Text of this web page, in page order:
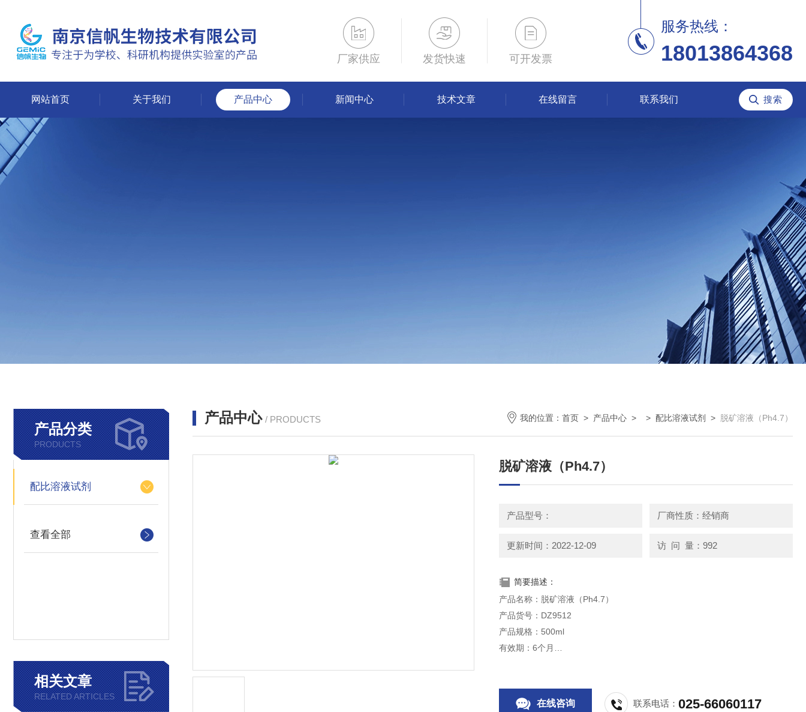
厂家供应 发货快速 可开发票
服务热线：
18013864368
网站首页 关于我们 产品中心 新闻中心 技术文章 在线留言 联系我们
产品分类
PRODUCTS
配比溶液试剂
查看全部
相关文章
RELATED ARTICLES
产品中心 / PRODUCTS 我的位置： 首页 > 产品中心 > > 配比溶液试剂 > 脱矿溶液（Ph4.7）
脱矿溶液（Ph4.7）
产品型号： 厂商性质：经销商
更新时间：2022-12-09 访 问 量：992
简要描述：
产品名称：脱矿溶液（Ph4.7）
产品货号：DZ9512
产品规格：500ml
有效期：6个月
在线咨询 联系电话：025-66060117